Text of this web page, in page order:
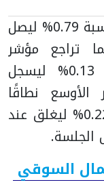
وهبط المؤشر الرئيسي EGX30 بنسبة 0.79% ليصل
نقطة، كما تراجع مؤشر
EGX70 متساوي الأوزان بنسبة 0.13% ليسجل
الأوسع نطاقًا
EGX100 متساوي الأوزان بنسبة 0.22% ليغلق عند